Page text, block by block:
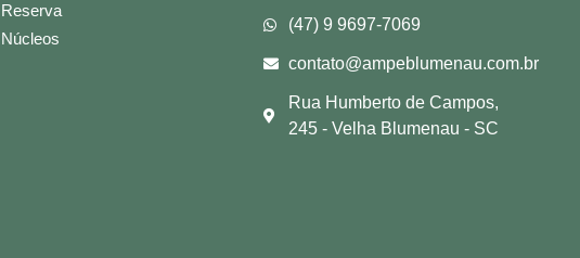
Reserva
Núcleos
(47) 9 9697-7069
contato@ampeblumenau.com.br
Rua Humberto de Campos,
245 - Velha Blumenau - SC